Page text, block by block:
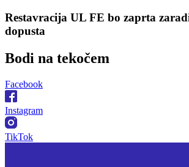
Restavracija UL FE bo zaprta
dopusta
Bodi na tekočem
Facebook
Instagram
TikTok